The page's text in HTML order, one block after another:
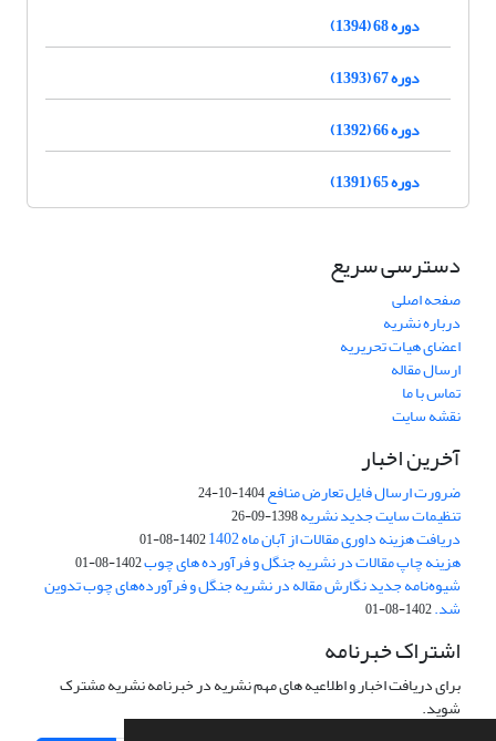
دوره 68 (1394)
دوره 67 (1393)
دوره 66 (1392)
دوره 65 (1391)
دسترسی سریع
صفحه اصلی
درباره نشریه
اعضای هیات تحریریه
ارسال مقاله
تماس با ما
نقشه سایت
آخرین اخبار
ضرورت ارسال فایل تعارض منافع1404-10-24
تنظیمات سایت جدید نشریه1398-09-26
دریافت هزینه داوری مقالات از آبان ماه 1402 1402-08-01
هزینه چاپ مقالات در نشریه جنگل و فرآورده های چوب1402-08-01
شیوه‌نامه جدید نگارش مقاله در نشریه جنگل و فرآورده‌های چوب تدوین
شد.1402-08-01
اشتراک خبرنامه
برای دریافت اخبار و اطلاعیه های مهم نشریه در خبرنامه نشریه مشترک
شوید.